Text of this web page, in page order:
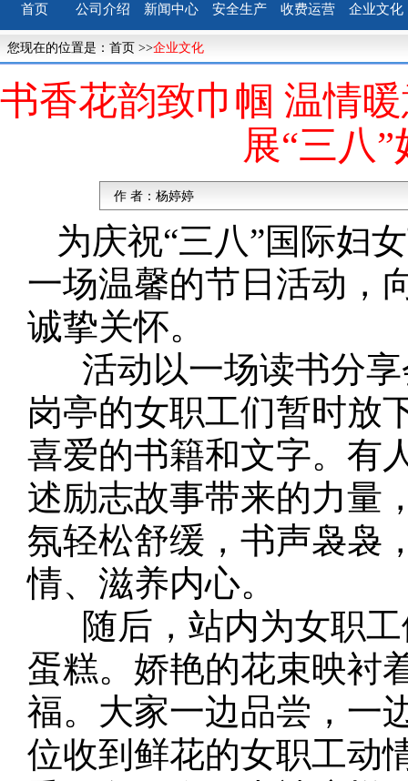
首页 公司介绍 新闻中心 安全生产 收费运营 企业文化
您现在的位置是： 首页 >>企业文化
书香花韵致巾帼 温情
展“三八
作 者： 杨婷婷
为庆祝“三八”国际妇
一场温馨的节日活动，
诚挚关怀。
活动以一场读书分享
岗亭的女职工们暂时放
喜爱的书籍和文字。有
述励志故事带来的力量
氛轻松舒缓，书声袅袅
情、滋养内心。
随后，站内为女职工
蛋糕。娇艳的花束映衬
福。大家一边品尝，一
位收到鲜花的女职工动